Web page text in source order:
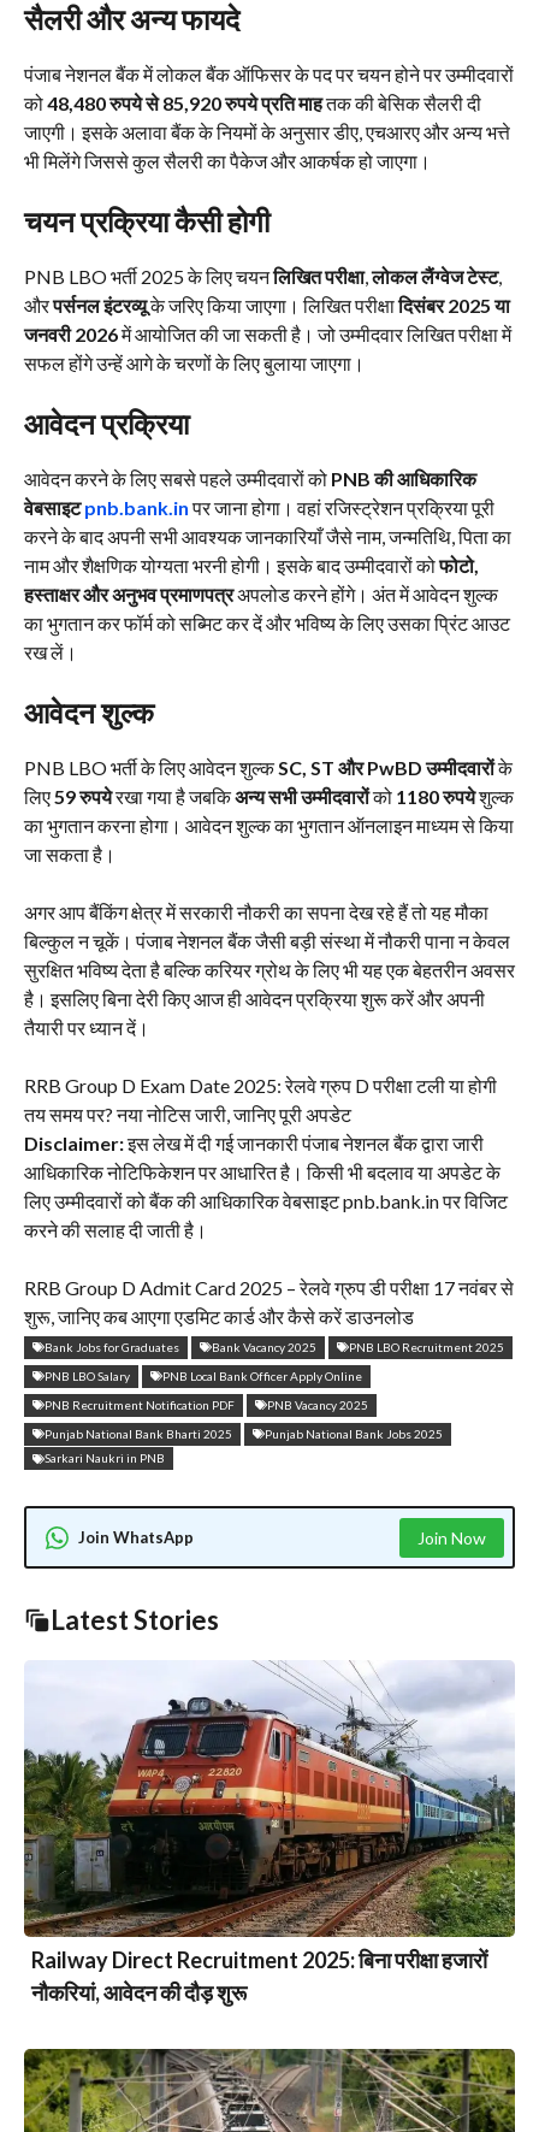
सैलरी और अन्य फायदे
पंजाब नेशनल बैंक में लोकल बैंक ऑफिसर के पद पर चयन होने पर उम्मीदवारों
को48,480 रुपये से 85,920 रुपये प्रति माहतक की बेसिक सैलरी दी
जाएगी। इसके अलावा बैंक के नियमों के अनुसार डीए, एचआरए और अन्य भत्ते
भी मिलेंगे जिससे कुल सैलरी का पैकेज और आकर्षक हो जाएगा।
चयन प्रक्रिया कैसी होगी
PNB LBO भर्ती 2025 के लिए चयनलिखित परीक्षा,लोकल लैंग्वेज टेस्ट,
औरपर्सनल इंटरव्यूके जरिए किया जाएगा। लिखित परीक्षादिसंबर 2025 या
जनवरी 2026में आयोजित की जा सकती है। जो उम्मीदवार लिखित परीक्षा में
सफल होंगे उन्हें आगे के चरणों के लिए बुलाया जाएगा।
आवेदन प्रक्रिया
आवेदन करने के लिए सबसे पहले उम्मीदवारों को PNB की आधिकारिक
वेबसाइटpnb.bank.inपर जाना होगा। वहां रजिस्ट्रेशन प्रक्रिया पूरी
करने के बाद अपनी सभी आवश्यक जानकारियाँ जैसे नाम, जन्मतिथि, पिता का
नाम और शैक्षणिक योग्यता भरनी होगी। इसके बाद उम्मीदवारों कोफोटो,
हस्ताक्षर और अनुभव प्रमाणपत्रअपलोड करने होंगे। अंत में आवेदन शुल्क
का भुगतान कर फॉर्म को सब्मिट कर दें और भविष्य के लिए उसका प्रिंट आउट
रख लें।
आवेदन शुल्क
PNB LBO भर्ती के लिए आवेदन शुल्कSC, ST और PwBD उम्मीदवारोंके
लिए59 रुपयेरखा गया है जबकिअन्य सभी उम्मीदवारोंको 1180 रुपयेशुल्क
का भुगतान करना होगा। आवेदन शुल्क का भुगतान ऑनलाइन माध्यम से किया
जा सकता है।
अगर आप बैंकिंग क्षेत्र में सरकारी नौकरी का सपना देख रहे हैं तो यह मौका
बिल्कुल न चूकें। पंजाब नेशनल बैंक जैसी बड़ी संस्था में नौकरी पाना न केवल
सुरक्षित भविष्य देता है बल्कि करियर ग्रोथ के लिए भी यह एक बेहतरीन अवसर
है। इसलिए बिना देरी किए आज ही आवेदन प्रक्रिया शुरू करें और अपनी
तैयारी पर ध्यान दें।
RRB Group D Exam Date 2025: रेलवे ग्रुप D परीक्षा टली या होगी
तय समय पर? नया नोटिस जारी, जानिए पूरी अपडेट
Disclaimer:इस लेख में दी गई जानकारी पंजाब नेशनल बैंक द्वारा जारी
आधिकारिक नोटिफिकेशन पर आधारित है। किसी भी बदलाव या अपडेट के
लिए उम्मीदवारों को बैंक की आधिकारिक वेबसाइट pnb.bank.in पर विजिट
करने की सलाह दी जाती है।
RRB Group D Admit Card 2025 – रेलवे ग्रुप डी परीक्षा 17 नवंबर से
शुरू, जानिए कब आएगा एडमिट कार्ड और कैसे करें डाउनलोड
Bank Jobs for Graduates Bank Vacancy 2025
PNB LBO Recruitment 2025
PNB LBO Salary
PNB Local Bank Officer Apply Online
PNB Recruitment Notification PDF
PNB Vacancy 2025
Punjab National Bank Bharti 2025
Punjab National Bank Jobs 2025
Sarkari Naukri in PNB
Join WhatsApp Join Now
Latest Stories
Railway Direct Recruitment 2025: बिना परीक्षा हजारों
नौकरियां, आवेदन की दौड़ शुरू